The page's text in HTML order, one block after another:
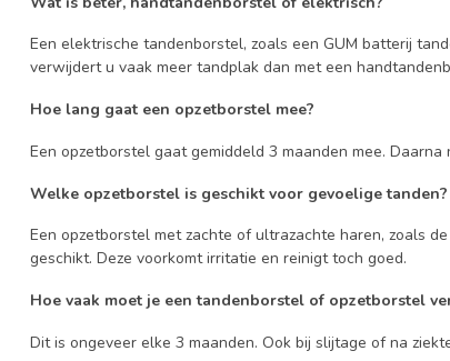
Een elektrische tandenborstel, zoals een GUM batterij
verwijdert u vaak meer tandplak dan met een
Hoe lang gaat een opzetborstel mee?
Een opzetborstel gaat gemiddeld 3 maanden mee.
Welke opzetborstel is geschikt voor gevoelige tanden?
Een opzetborstel met zachte of ultrazachte haren, zoals
geschikt. Deze voorkomt irritatie en reinigt toch goed.
Hoe vaak moet je een tandenborstel of opzetborstel
Dit is ongeveer elke 3 maanden. Ook bij slijtage of na